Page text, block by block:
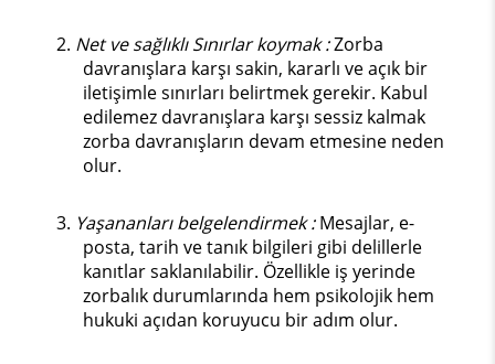
2. Net ve sağlıklı Sınırlar koymak :Zorba
davranışlara karşı sakin, kararlı ve açık bir
iletişimle sınırları belirtmek gerekir. Kabul
edilemez davranışlara karşı sessiz kalmak
zorba davranışların devam etmesine neden
olur.
3. Yaşananları belgelendirmek :Mesajlar, e-
posta, tarih ve tanık bilgileri gibi delillerle
kanıtlar saklanılabilir. Özellikle iş yerinde
zorbalık durumlarında hem psikolojik hem
hukuki açıdan koruyucu bir adım olur.